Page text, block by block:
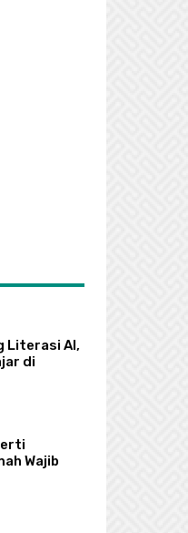
Literasi AI,
di
Wajib